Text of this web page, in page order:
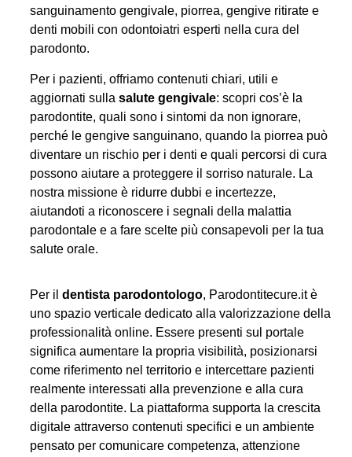
sanguinamento gengivale, piorrea, gengive ritirate e
denti mobili con odontoiatri esperti nella cura del
parodonto.
Per i pazienti, offriamo contenuti chiari, utili e
aggiornati sullasalute gengivale: scopri cos’è la
parodontite, quali sono i sintomi da non ignorare,
perché le gengive sanguinano, quando la piorrea può
diventare un rischio per i denti e quali percorsi di cura
possono aiutare a proteggere il sorriso naturale. La
nostra missione è ridurre dubbi e incertezze,
aiutandoti a riconoscere i segnali della malattia
parodontale e a fare scelte più consapevoli per la tua
salute orale.
Per ildentista parodontologo, Parodontitecure.it è
uno spazio verticale dedicato alla valorizzazione della
professionalità online. Essere presenti sul portale
significa aumentare la propria visibilità, posizionarsi
come riferimento nel territorio e intercettare pazienti
realmente interessati alla prevenzione e alla cura
della parodontite. La piattaforma supporta la crescita
digitale attraverso contenuti specifici e un ambiente
pensato per comunicare competenza, attenzione